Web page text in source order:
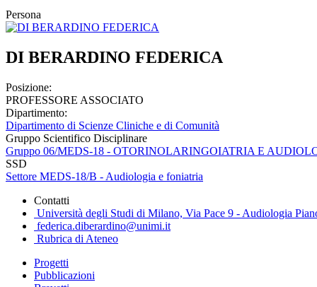
Persona
DI BERARDINO FEDERICA
Posizione:
PROFESSORE ASSOCIATO
Dipartimento:
Dipartimento di Scienze Cliniche e di Comunità
Gruppo Scientifico Disciplinare
Gruppo 06/MEDS-18 - OTORINOLARINGOIATRIA E
SSD
Settore MEDS-18/B - Audiologia e foniatria
Contatti
Università degli Studi di Milano, Via Pace 9 - Audiologia
federica.diberardino@unimi.it
Rubrica di Ateneo
Progetti
Pubblicazioni